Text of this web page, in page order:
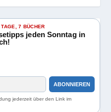
7 BÜCHER
jeden Sonntag in
ABONNIEREN
jederzeit über den Link im